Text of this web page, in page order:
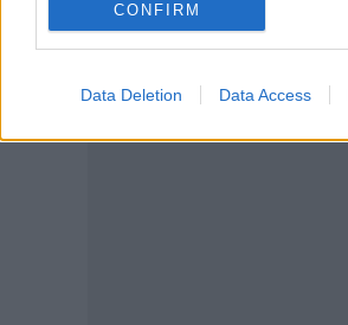
CONFIRM
Data Deletion Data Access